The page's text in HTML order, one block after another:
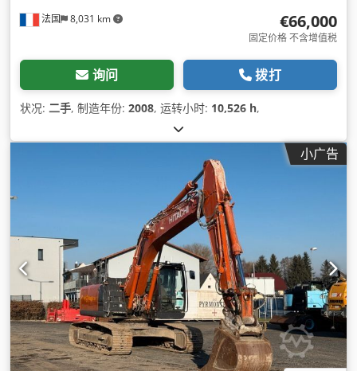
法国 8,031 km €66,000
固定价格 不含增值税
询问 拨打
状况: 二手, 制造年份: 2008, 运转小时: 10,526 h,
小广告